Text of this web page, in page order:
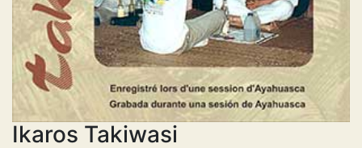
Ikaros Takiwasi